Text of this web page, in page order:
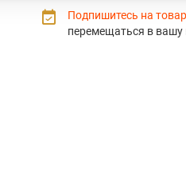
Подпишитесь на товар
перемещаться в вашу